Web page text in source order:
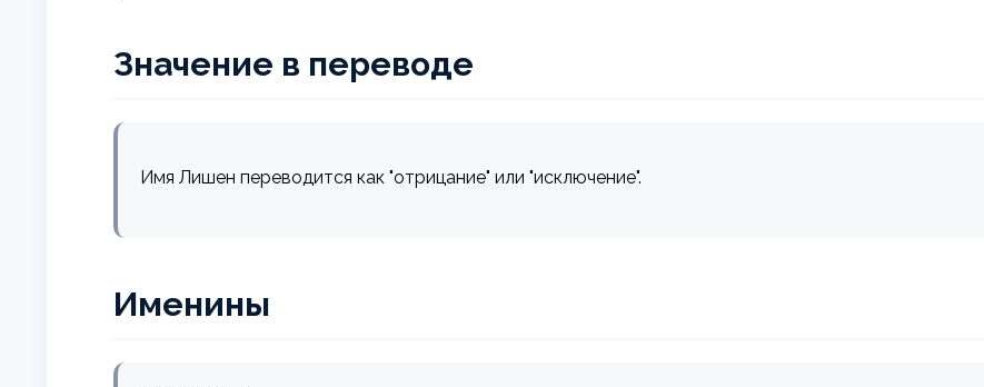
Значение в переводе
Имя Лишен переводится как "отрицание" или "исключение".
Именины